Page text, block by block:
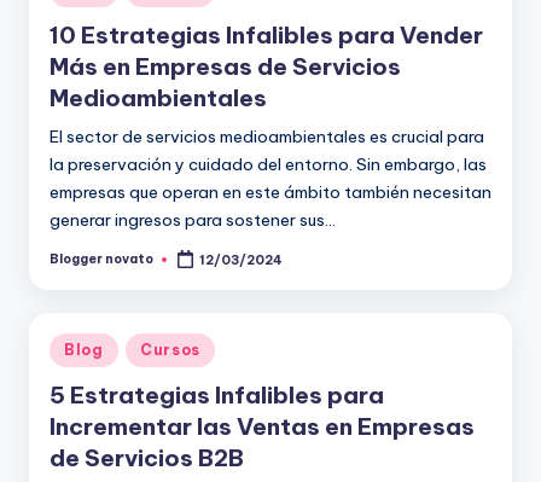
en
10 Estrategias Infalibles para Vender
Más en Empresas de Servicios
Medioambientales
El sector de servicios medioambientales es crucial para
la preservación y cuidado del entorno. Sin embargo, las
empresas que operan en este ámbito también necesitan
generar ingresos para sostener sus…
Publicado
Blogger novato 12/03/2024
Publicado
en
Blog Cursos
5 Estrategias Infalibles para
Incrementar las Ventas en Empresas
de Servicios B2B